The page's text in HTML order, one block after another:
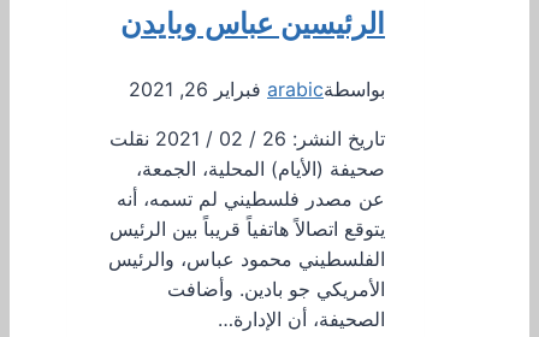
الرئيسين عباس وبايدن
بواسطةarabic فبراير 26, 2021
تاريخ النشر: 26 / 02 / 2021 نقلت
صحيفة (الأيام) المحلية، الجمعة،
عن مصدر فلسطيني لم تسمه، أنه
يتوقع اتصالاً هاتفياً قريباً بين الرئيس
الفلسطيني محمود عباس، والرئيس
الأمريكي جو بادين. وأضافت
الصحيفة، أن الإدارة…